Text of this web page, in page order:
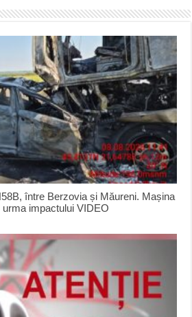
între Berzovia și Măureni. Mașina
impactului VIDEO